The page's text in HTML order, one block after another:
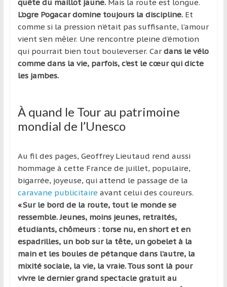
quête du maillot jaune.Mais la route est longue.
L’ogre Pogacar domine toujours la discipline. Et
comme si la pression n’était pas suffisante, l’amour
vient s’en mêler. Une rencontre pleine d’émotion
qui pourrait bien tout bouleverser. Car dans le vélo
comme dans la vie, parfois, c’est le cœur qui dicte
les jambes.
À quand le Tour au patrimoine
mondial de l’Unesco
Au fil des pages, Geoffrey Lieutaud rend aussi
hommage à cette France de juillet, populaire,
bigarrée, joyeuse, qui attend le passage de la
caravane publicitaireavant celui des coureurs.
« Sur le bord de la route, tout le monde se
ressemble. Jeunes, moins jeunes, retraités,
étudiants, chômeurs : torse nu, en short et en
espadrilles, un bob sur la tête, un gobelet à la
main et les boules de pétanque dans l’autre, la
mixité sociale, la vie, la vraie. Tous sont là pour
vivre le dernier grand spectacle gratuit au